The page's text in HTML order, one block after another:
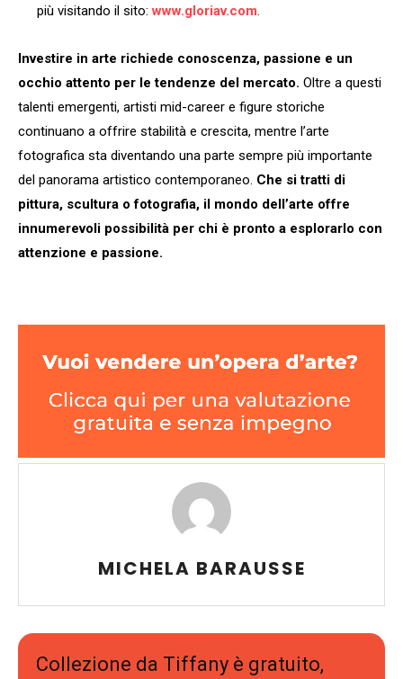
più visitando il sito:www.gloriav.com
Investire in arte richiede conoscenza, passione e un
occhio attento per le tendenze del mercato. Oltre a questi
talenti emergenti, artisti mid-career e figure storiche
continuano a offrire stabilità e crescita, mentre l’arte
fotografica sta diventando una parte sempre più importante
del panorama artistico contemporaneo. Che si tratti di
pittura, scultura o fotografia, il mondo dell’arte offre
innumerevoli possibilità per chi è pronto a esplorarlo con
attenzione e passione.
MICHELA BARAUSSE
Collezione da Tiffany è gratuito,